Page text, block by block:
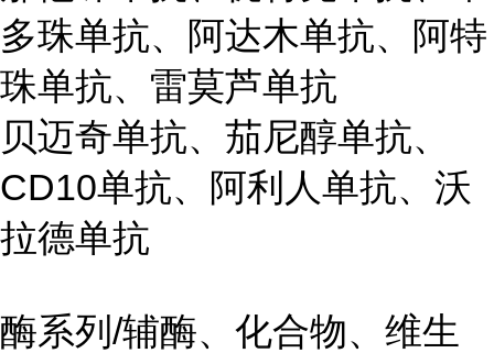
多珠单抗、阿达木单抗、阿特
珠单抗、雷莫芦单抗
贝迈奇单抗、茄尼醇单抗、
CD10单抗、阿利人单抗、沃
拉德单抗
酶系列/辅酶、化合物、维生